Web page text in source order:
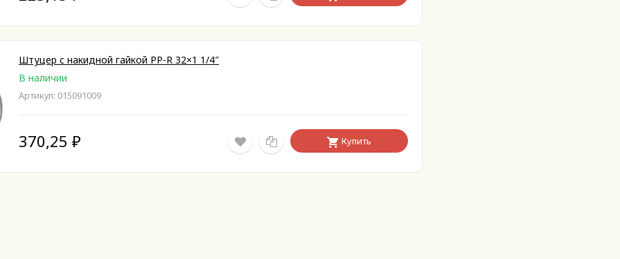
Штуцер с накидной гайкой PP-R 32×1 1/4″
В наличии
Артикул: 015091009
370,25 ₽ Купить